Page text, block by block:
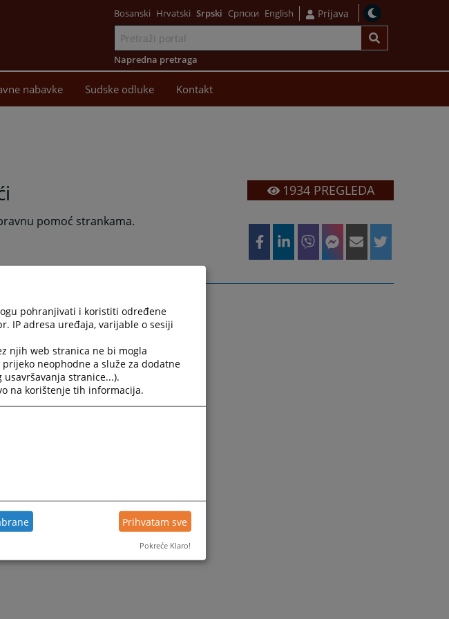
Bosanski Hrvatski Srpski Српски English Prijava
Napredna pretraga
nabavke Sudske odluke Kontakt
pomoć strankama.
1934PREGLEDA
pohranjivati i koristiti određene
IP adresa uređaja, varijable o sesiji
njih web stranica ne bi mogla
neophodne a služe za dodatne
stranice...).
na korištenje tih informacija.
Prihvatam sve
Pokreće Klaro!